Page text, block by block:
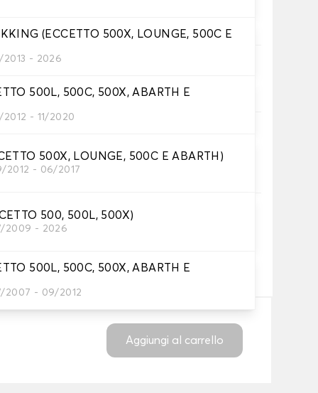
(ECCETTO 500X, LOUNGE, 500C E
2013 - 2026
500L, 500C, 500X, ABARTH E
2012 - 11/2020
500X, LOUNGE, 500C E ABARTH)
2012 - 06/2017
500, 500L, 500X)
2009 - 2026
500L, 500C, 500X, ABARTH E
2007 - 09/2012
antiscivolo brevettata per una presa ottimale.
per il tallone al tappetino del conducente
testo e/o icona
€
Aggiungi al carrello